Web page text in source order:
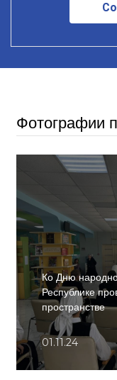
Фотографии
Ко Дню
Республике
пространстве
01.11.24